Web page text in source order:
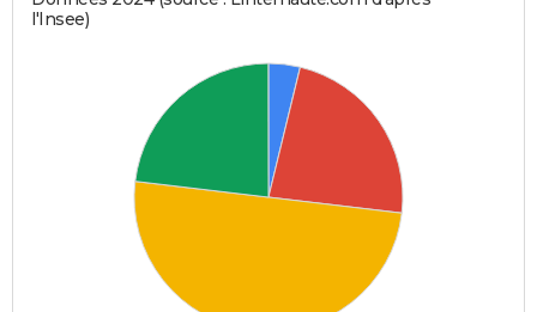
l'Insee)